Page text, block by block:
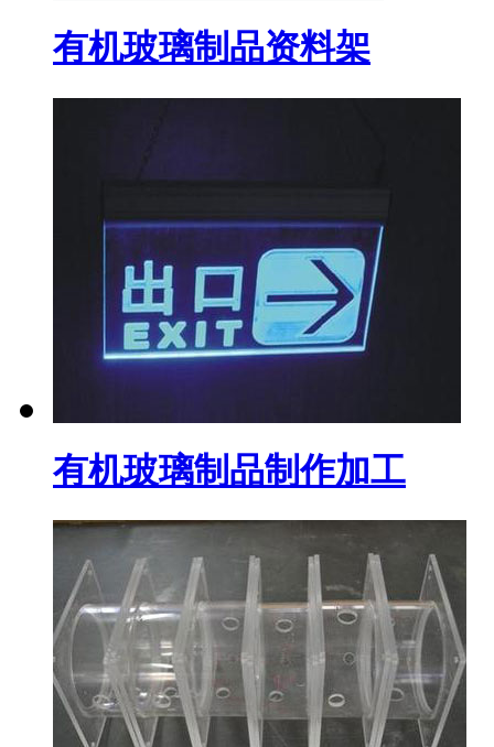
有机玻璃制品资料架
有机玻璃制品制作加工